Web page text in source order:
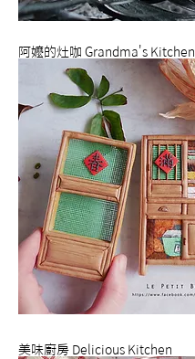
阿嬤的灶咖 Grandma's Kitchen
美味廚房 Delicious Kitchen